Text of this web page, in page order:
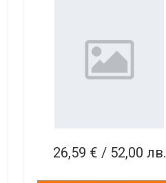
26,59 € / 52,00 лв.